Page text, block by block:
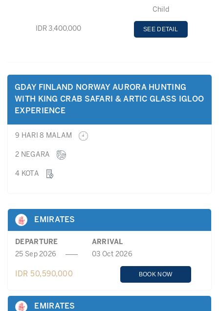
Child
IDR 3,400,000 SEE DETAIL
GDAY FINLAND NORWAY AURORA HUNTING
WITH KING CRAB SAFARI & ARTIC GLASS IGLOO
EXPERIENCE
9 HARI 8 MALAM
2 NEGARA
4 KOTA
EMIRATES
DEPARTURE
ARRIVAL
25 Sep 2026
03 Oct 2026
IDR 50,590,000 BOOK NOW
EMIRATES